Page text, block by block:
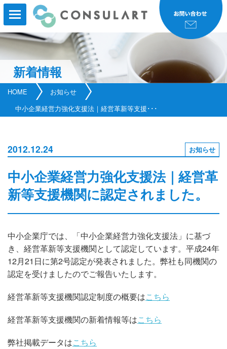
新着情報
HOME
お知らせ
中小企業経営力強化支援法｜経営革新等支援･･･
2012.12.24 お知らせ
中小企業経営力強化支援法｜経営革
新等支援機関に認定されました。
中小企業庁では、「中小企業経営力強化支援法」に基づ
き、経営革新等支援機関として認定しています。平成24年
12月21日に第2号認定が発表されました。弊社も同機関の
認定を受けましたのでご報告いたします。
経営革新等支援機関認定制度の概要はこちら
経営革新等支援機関の新着情報等はこちら
弊社掲載データはこちら
HOME
事業内容
コンサルタント紹介
研修・セミナー
会社案内
お問い合わせ
サイトマップ
プライバシーポリシー